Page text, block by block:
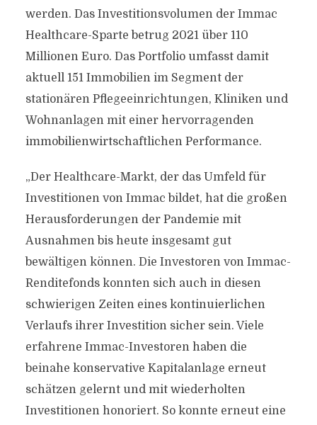
werden. Das Investitionsvolumen der Immac
Healthcare-Sparte betrug 2021 über 110
Millionen Euro. Das Portfolio umfasst damit
aktuell 151 Immobilien im Segment der
stationären Pflegeeinrichtungen, Kliniken und
Wohnanlagen mit einer hervorragenden
immobilienwirtschaftlichen Performance.
„Der Healthcare-Markt, der das Umfeld für
Investitionen von Immac bildet, hat die großen
Herausforderungen der Pandemie mit
Ausnahmen bis heute insgesamt gut
bewältigen können. Die Investoren von Immac-
Renditefonds konnten sich auch in diesen
schwierigen Zeiten eines kontinuierlichen
Verlaufs ihrer Investition sicher sein. Viele
erfahrene Immac-Investoren haben die
beinahe konservative Kapitalanlage erneut
schätzen gelernt und mit wiederholten
Investitionen honoriert. So konnte erneut eine